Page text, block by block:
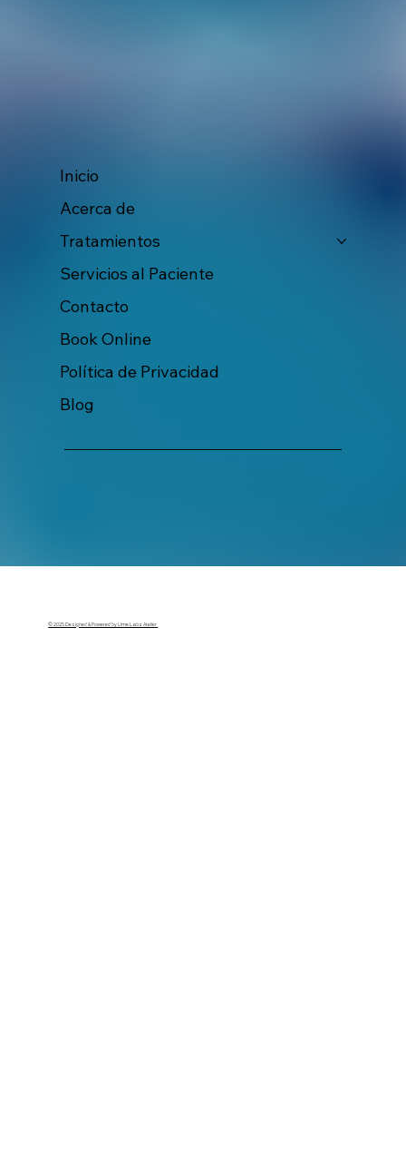
Inicio
Acerca de
Tratamientos
Servicios al Paciente
Contacto
Book Online
Política de Privacidad
Blog
© 2025 Designed & Powered by Lime Labs Atelier